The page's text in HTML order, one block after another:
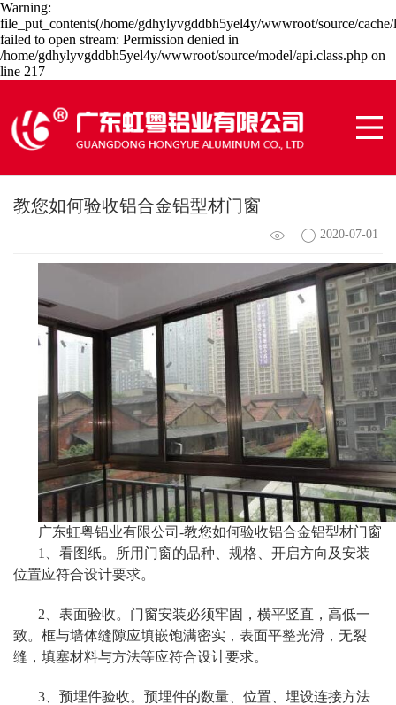
Warning:
file_put_contents(/home/gdhylyvgddbh5yel4y/wwwroot/source/cache/
failed to open stream: Permission denied in
/home/gdhylyvgddbh5yel4y/wwwroot/source/model/api.class.php on
line 217
教您如何验收铝合金铝型材门窗
2020-07-01
广东虹粤铝业有限公司-教您如何验收铝合金铝型材门窗
1、看图纸。所用门窗的品种、规格、开启方向及安装
位置应符合设计要求。
2、表面验收。门窗安装必须牢固，横平竖直，高低一
致。框与墙体缝隙应填嵌饱满密实，表面平整光滑，无裂
缝，填塞材料与方法等应符合设计要求。
3、预埋件验收。预埋件的数量、位置、埋设连接方法